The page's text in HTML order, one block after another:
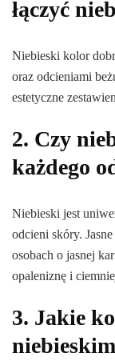
łączyć
Niebieski kolor
oraz odcieniami
estetyczne
2. Czy
każdego
Niebieski jest
odcieni skóry.
osobach o jasnej
opaleniznę i
3. Jakie